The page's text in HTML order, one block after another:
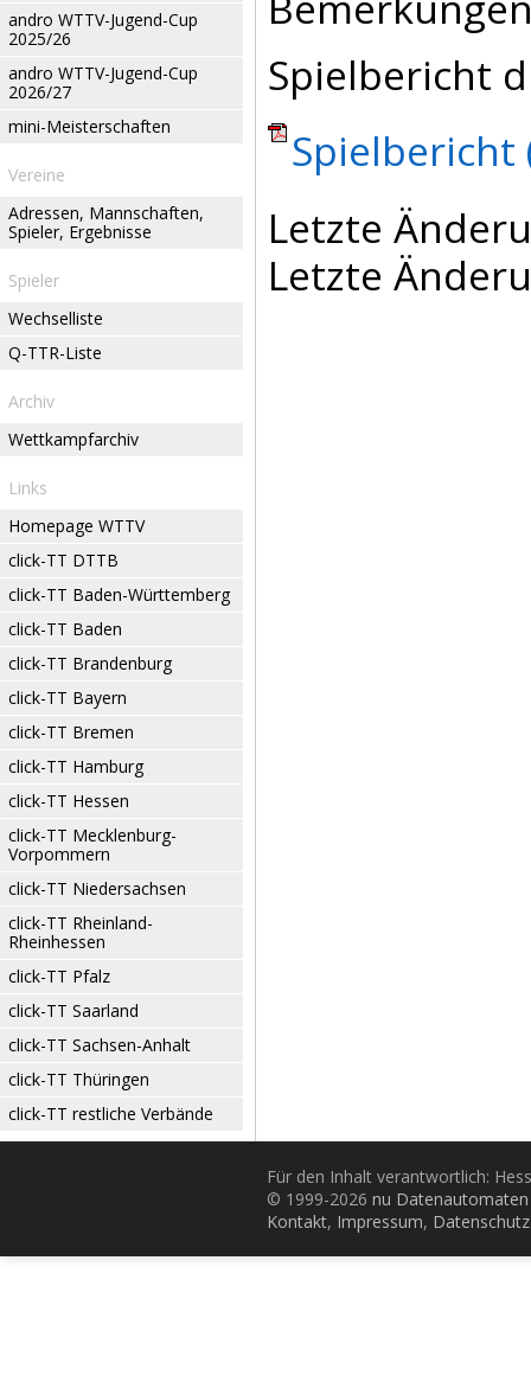
andro WTTV-Jugend-Cup
2025/26
andro WTTV-Jugend-Cup
2026/27
mini-Meisterschaften
Vereine
Adressen, Mannschaften,
Spieler, Ergebnisse
Spieler
Wechselliste
Q-TTR-Liste
Archiv
Wettkampfarchiv
Links
Homepage WTTV
click-TT DTTB
click-TT Baden-Württemberg
click-TT Baden
click-TT Brandenburg
click-TT Bayern
click-TT Bremen
click-TT Hamburg
click-TT Hessen
click-TT Mecklenburg-
Vorpommern
click-TT Niedersachsen
click-TT Rheinland-
Rheinhessen
click-TT Pfalz
click-TT Saarland
click-TT Sachsen-Anhalt
click-TT Thüringen
click-TT restliche Verbände
Spielbericht
Spielbericht
Letzte
Letzte
Für den Inhalt verantwortlich:
© 1999-2026 nu
Kontakt, Impressum, Datenschutz